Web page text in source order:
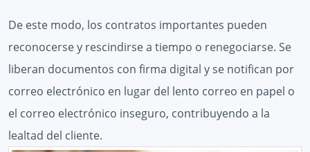
De este modo, los contratos importantes pueden
reconocerse y rescindirse a tiempo o renegociarse. Se
liberan documentos con firma digital y se notifican por
correo electrónico en lugar del lento correo en papel o
el correo electrónico inseguro, contribuyendo a la
lealtad del cliente.